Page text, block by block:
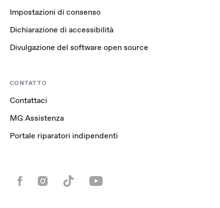
Impostazioni di consenso
Dichiarazione di accessibilità
Divulgazione del software open source
CONTATTO
Contattaci
MG Assistenza
Portale riparatori indipendenti